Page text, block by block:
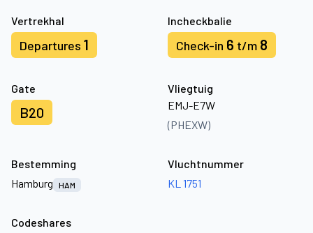
Vertrekhal
Departures 1
Incheckbalie
Check-in 6 t/m 8
Gate
B20
Vliegtuig
EMJ-E7W
(PHEXW)
Bestemming
Hamburg
HAM
Vluchtnummer
KL 1751
Codeshares